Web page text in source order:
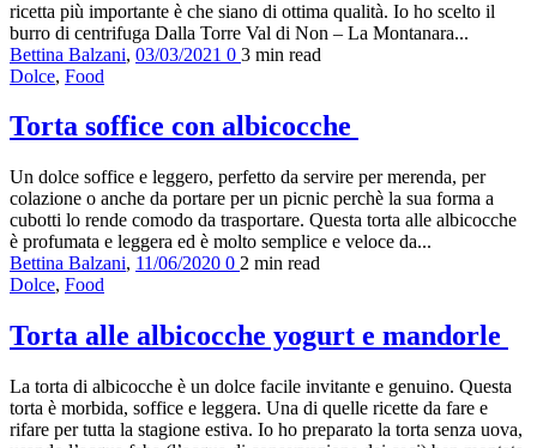
ricetta più importante è che siano di ottima qualità. Io ho scelto il
burro di centrifuga Dalla Torre Val di Non – La Montanara...
Bettina Balzani, 03/03/2021 0 3 min read
Dolce, Food
Torta soffice con albicocche
Un dolce soffice e leggero, perfetto da servire per merenda, per
colazione o anche da portare per un picnic perchè la sua forma a
cubotti lo rende comodo da trasportare. Questa torta alle albicocche
è profumata e leggera ed è molto semplice e veloce da...
Bettina Balzani, 11/06/2020 0 2 min read
Dolce, Food
Torta alle albicocche yogurt e mandorle
La torta di albicocche è un dolce facile invitante e genuino. Questa
torta è morbida, soffice e leggera. Una di quelle ricette da fare e
rifare per tutta la stagione estiva. Io ho preparato la torta senza uova,